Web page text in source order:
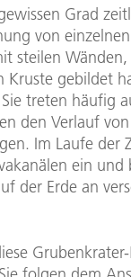
Grad
von
steilen Wänden,
Kruste gebildet
treten häufig
den Verlauf
Im Laufe der
ein und
der Erde an